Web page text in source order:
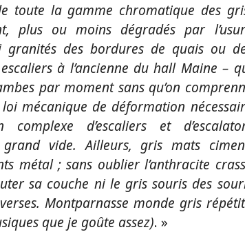
toute la gamme chromatique des
plus ou moins dégradés par
granités des bordures de quais ou
à l’ancienne du hall Maine –
par moment sans qu’on
mécanique de déformation
d’escaliers et
vide. Ailleurs, gris mats
métal ; sans oublier l’anthracite
sa couche ni le gris souris des
Montparnasse monde gris
que je goûte assez). »